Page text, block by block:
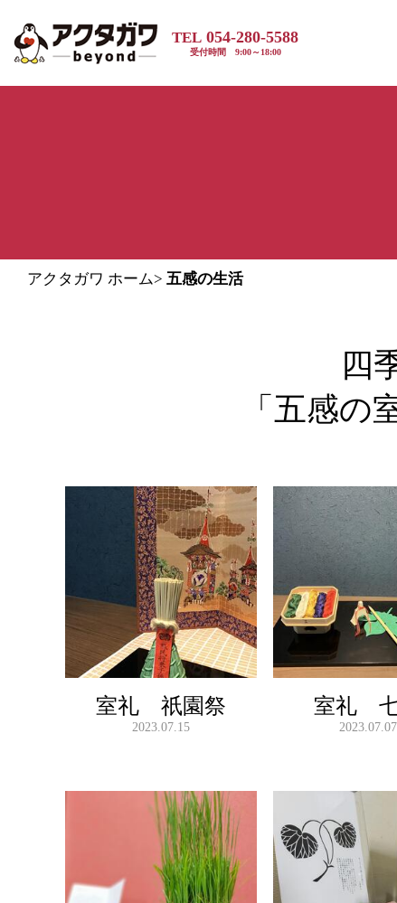
TEL 054-280-5588
受付時間 9:00～18:00
アクタガワ ホーム> 五感の生活
四
「五感の
室礼 祇園祭
2023.07.15
室礼
2023.07.07